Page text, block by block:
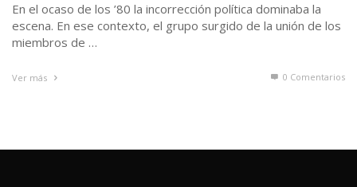
En el ocaso de los ’80 la incorrección política dominaba la
escena. En ese contexto, el grupo surgido de la unión de los
miembros de …
Ver más 0 Comentarios